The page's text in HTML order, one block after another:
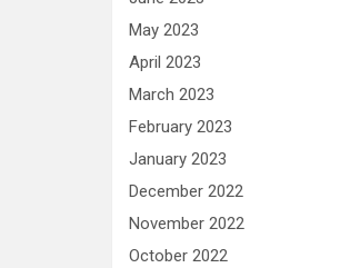
May 2023
April 2023
March 2023
February 2023
January 2023
December 2022
November 2022
October 2022